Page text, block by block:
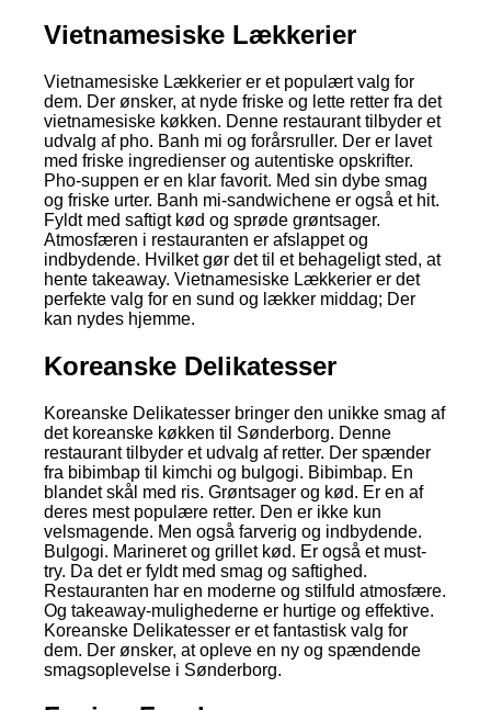
Vietnamesiske Lækkerier
Vietnamesiske Lækkerier er et populært valg for
dem. Der ønsker, at nyde friske og lette retter fra det
vietnamesiske køkken. Denne restaurant tilbyder et
udvalg af pho. Banh mi og forårsruller. Der er lavet
med friske ingredienser og autentiske opskrifter.
Pho-suppen er en klar favorit. Med sin dybe smag
og friske urter. Banh mi-sandwichene er også et hit.
Fyldt med saftigt kød og sprøde grøntsager.
Atmosfæren i restauranten er afslappet og
indbydende. Hvilket gør det til et behageligt sted, at
hente takeaway. Vietnamesiske Lækkerier er det
perfekte valg for en sund og lækker middag; Der
kan nydes hjemme.
Koreanske Delikatesser
Koreanske Delikatesser bringer den unikke smag af
det koreanske køkken til Sønderborg. Denne
restaurant tilbyder et udvalg af retter. Der spænder
fra bibimbap til kimchi og bulgogi. Bibimbap. En
blandet skål med ris. Grøntsager og kød. Er en af
deres mest populære retter. Den er ikke kun
velsmagende. Men også farverig og indbydende.
Bulgogi. Marineret og grillet kød. Er også et must-
try. Da det er fyldt med smag og saftighed.
Restauranten har en moderne og stilfuld atmosfære.
Og takeaway-mulighederne er hurtige og effektive.
Koreanske Delikatesser er et fantastisk valg for
dem. Der ønsker, at opleve en ny og spændende
smagsoplevelse i Sønderborg.